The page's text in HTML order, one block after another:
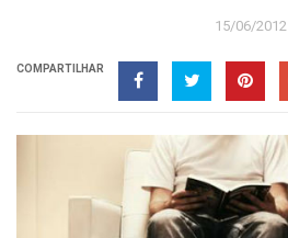
15/06/2012
COMPARTILHAR